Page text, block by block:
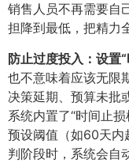
销售人员不再需要自
担降到最低，把精力
防止过度投入：设置“
也不意味着应该无限
决策延期、预算未批
系统内置了“时间止
预设阈值（如60天内
判阶段时，系统会自